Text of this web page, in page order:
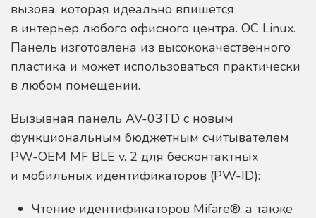
вызова, которая идеально впишется
в интерьер любого офисного центра. ОС Linux.
Панель изготовлена из высококачественного
пластика и может использоваться практически
в любом помещении.
Вызывная панель AV-03TD с новым
функциональным бюджетным считывателем
PW-OEM MF BLE v. 2 для бесконтактных
и мобильных идентификаторов (PW-ID):
Чтение идентификаторов Mifare®, а также